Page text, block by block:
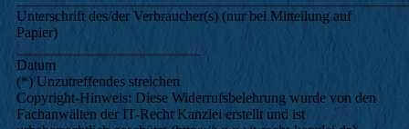
Unterschrift des/der Verbraucher(s) (nur bei Mitteilung auf
Papier)
Datum
(*) Unzutreffendes streichen
Copyright-Hinweis: Diese Widerrufsbelehrung wurde von den
Fachanwälten der IT-Recht Kanzlei erstellt und ist